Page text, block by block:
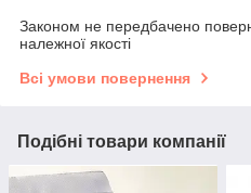
Законом не передбачено
належної якості
Всі умови повернення
Подібні товари компанії